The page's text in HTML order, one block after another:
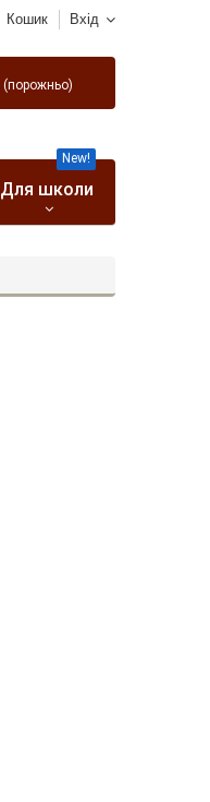
Вхід
Кошик
(порожньо)
Для школи
New!